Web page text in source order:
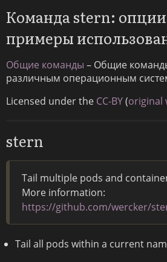
Команда stern:
примеры
Общие команды – Общие
различным операционным
Licensed under the CC-BY(original
stern
Tail multiple pods and
More information:
https://github.com/wercker/
Tail all pods within a current